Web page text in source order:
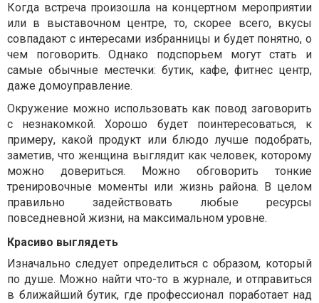
Когда встреча произошла на концертном мероприятии
или в выставочном центре, то, скорее всего, вкусы
совпадают с интересами избранницы и будет понятно, о
чем поговорить. Однако подспорьем могут стать и
самые обычные местечки: бутик, кафе, фитнес центр,
даже домоуправление.
Окружение можно использовать как повод заговорить
с незнакомкой. Хорошо будет поинтересоваться, к
примеру, какой продукт или блюдо лучше подобрать,
заметив, что женщина выглядит как человек, которому
можно довериться. Можно обговорить тонкие
тренировочные моменты или жизнь района. В целом
правильно задействовать любые ресурсы
повседневной жизни, на максимальном уровне.
Красиво выглядеть
Изначально следует определиться с образом, который
по душе. Можно найти что-то в журнале, и отправиться
в ближайший бутик, где профессионал поработает над